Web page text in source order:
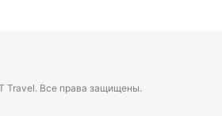
Travel. Все права защищены.